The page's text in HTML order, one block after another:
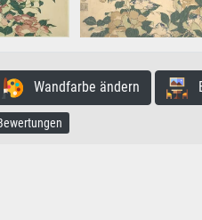
Wandfarbe ändern